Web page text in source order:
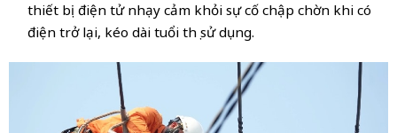
thiết bị điện tử nhạy cảm khỏi sự cố chập chờn khi có
điện trở lại, kéo dài tuổi thọ sử dụng.